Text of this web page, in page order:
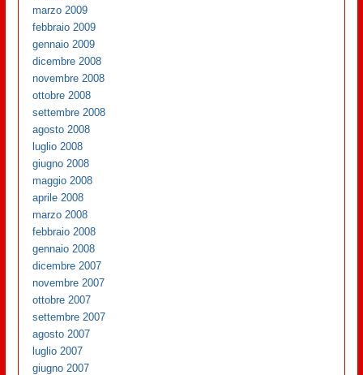
marzo 2009
febbraio 2009
gennaio 2009
dicembre 2008
novembre 2008
ottobre 2008
settembre 2008
agosto 2008
luglio 2008
giugno 2008
maggio 2008
aprile 2008
marzo 2008
febbraio 2008
gennaio 2008
dicembre 2007
novembre 2007
ottobre 2007
settembre 2007
agosto 2007
luglio 2007
giugno 2007